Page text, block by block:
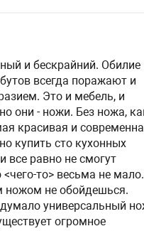
и бескрайний. Обилие
всегда поражают и
Это и мебель, и
они - ножи. Без ножа,
красивая и
купить сто кухонных
все равно не смогут
то> весьма не мало.
ножом не обойдешься.
универсальный
огромное